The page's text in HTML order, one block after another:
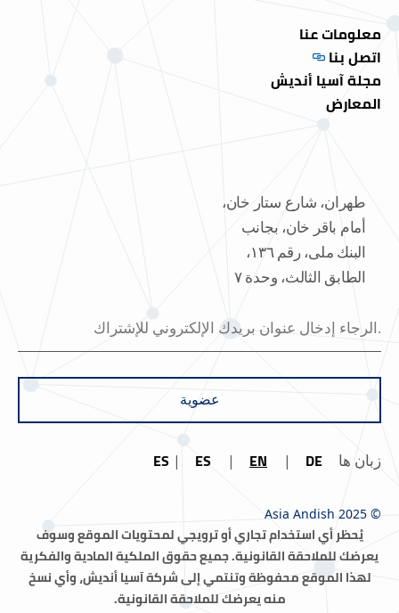
معلومات عنا
اتصل بنا
مجلة آسيا أنديش
المعارض
طهران، شارع ستار خان،
أمام باقر خان، بجانب
البنك ملی، رقم ١٣٦،
الطابق الثالث، وحدة ٧
عضوية
زبان ها DE
EN
ES
ES
© Asia Andish 2025
يُحظر أي استخدام تجاري أو ترويجي لمحتويات الموقع وسوف
يعرضك للملاحقة القانونية.جميع حقوق الملكية المادية والفكرية
لهذا الموقع محفوظة وتنتمي إلى شركة آسيا أنديش، وأي نسخ
منه يعرضك للملاحقة القانونية.